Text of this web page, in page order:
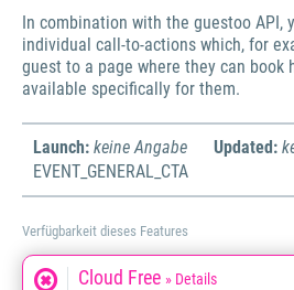
In combination with the guestoo API,
individual call-to-actions which, for
guest to a page where they can book
available specifically for them.
Launch: keine Angabe Updated:
EVENT_GENERAL_CTA
Verfügbarkeit dieses Features
Cloud Free » Details